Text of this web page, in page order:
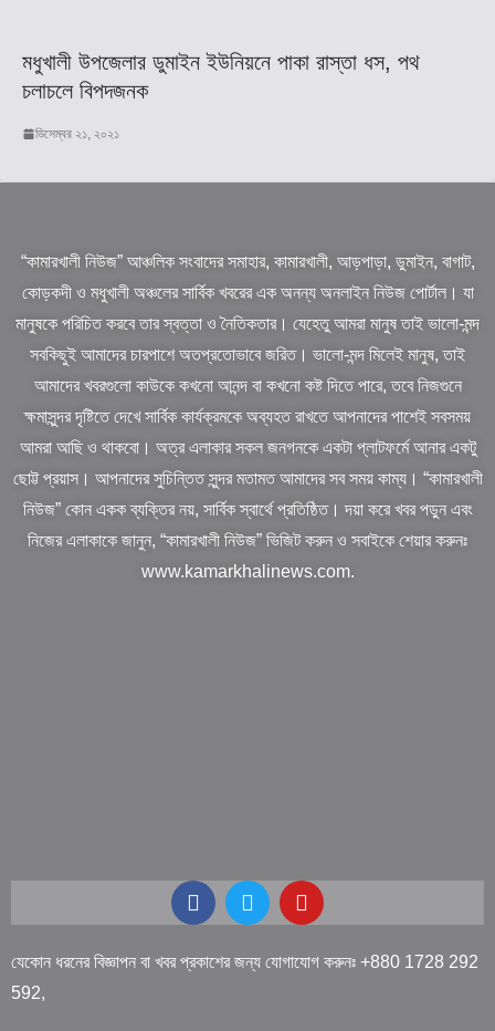
মধুখালী উপজেলার ডুমাইন ইউনিয়নে পাকা রাস্তা ধস, পথ
চলাচলে বিপদজনক
ডিসেম্বর ২১, ২০২১
“কামারখালী নিউজ” আঞ্চলিক সংবাদের সমাহার, কামারখালী, আড়পাড়া, ডুমাইন, বাগাট,
কোড়কদী ও মধুখালী অঞ্চলের সার্বিক খবরের এক অনন্য অনলাইন নিউজ পোর্টাল। যা
মানুষকে পরিচিত করবে তার স্বত্তা ও নৈতিকতার। যেহেতু আমরা মানুষ তাই ভালো-মন্দ
সবকিছুই আমাদের চারপাশে অতপ্রতোভাবে জরিত। ভালো-মন্দ মিলেই মানুষ, তাই
আমাদের খবরগুলো কাউকে কখনো আনন্দ বা কখনো কষ্ট দিতে পারে, তবে নিজগুনে
ক্ষমাসুন্দর দৃষ্টিতে দেখে সার্বিক কার্যক্রমকে অব্যহত রাখতে আপনাদের পাশেই সবসময়
আমরা আছি ও থাকবো। অত্র এলাকার সকল জনগনকে একটা প্লাটফর্মে আনার একটু
ছোট্ট প্রয়াস। আপনাদের সুচিন্তিত সুন্দর মতামত আমাদের সব সময় কাম্য। “কামারখালী
নিউজ” কোন একক ব্যক্তির নয়, সার্বিক স্বার্থে প্রতিষ্ঠিত। দয়া করে খবর পড়ুন এবং
নিজের এলাকাকে জানুন, “কামারখালী নিউজ” ভিজিট করুন ও সবাইকে শেয়ার করুনঃ
www.kamarkhalinews.com.
যেকোন ধরনের বিজ্ঞাপন বা খবর প্রকাশের জন্য যোগাযোগ করুনঃ +880 1728 292
592,